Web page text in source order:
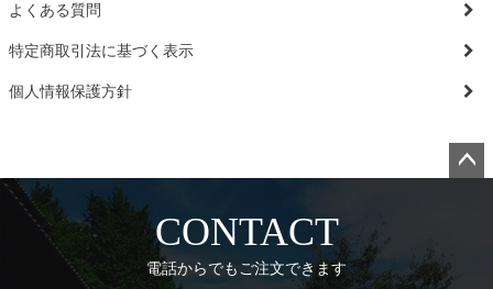
よくある質問
特定商取引法に基づく表示
個人情報保護方針
CONTACT
電話からでもご注文できます